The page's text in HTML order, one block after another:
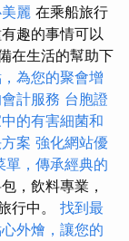
麗 在乘船旅行
趣的事情可以
在生活的幫助下
為您的聚會增
計服務 台胞證
的有害細菌和
案 強化網站優
單，傳承經典的
，飲料專業，
行中。 找到最
外燴，讓您的